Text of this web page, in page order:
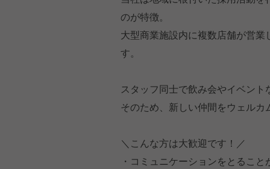
のが特徴。
大型商業施設内に複数店舗が営
す。
スタッフ同士で飲み会やイベン
そのため、新しい仲間をウェル
＼こんな方は大歓迎です！／
・コミュニケーションをとること